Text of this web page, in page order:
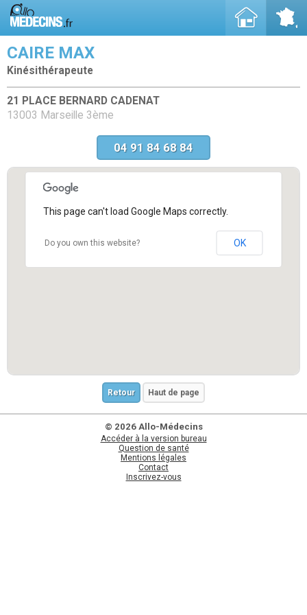
CAIRE MAX
Kinésithérapeute
21 PLACE BERNARD CADENAT
13003 Marseille 3ème
04 91 84 68 84
This page can't load Google Maps correctly.
Do you own this website? OK
Retour Haut de page
© 2026 Allo-Médecins
Accéder à la version bureau
Question de santé
Mentions légales
Contact
Inscrivez-vous